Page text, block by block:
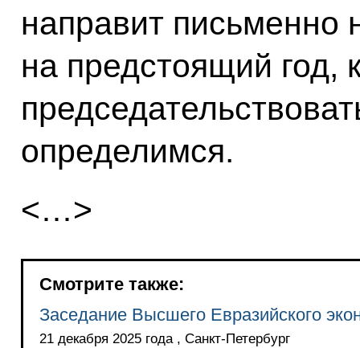
направит
на предстоящий год,
определимся.
<…>
Смотрите также:
Заседание Высшего Евразийского
21 декабря 2025 года , Санкт-Петербург